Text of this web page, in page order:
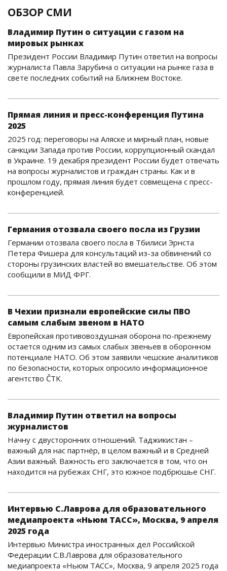
ОБЗОР СМИ
Владимир Путин о ситуации с газом на
мировых рынках
Президент России Владимир Путин ответил на вопросы
журналиста Павла Зарубина о ситуации на рынке газа в
свете последних событий на Ближнем Востоке.
Прямая линия и пресс-конференция Путина
2025
2025 год: переговоры на Аляске и мирный план, новые
санкции Запада против России, коррупционный скандал
в Украине. 19 декабря президент России будет отвечать
на вопросы журналистов и граждан страны. Как и в
прошлом году, прямая линия будет совмещена с пресс-
конференцией.
Германия отозвала своего посла из Грузии
Германии отозвала своего посла в Тбилиси Эрнста
Петера Фишера для консультаций из-за обвинений со
стороны грузинских властей во вмешательстве. Об этом
сообщили в МИД ФРГ.
В Чехии признали европейские силы ПВО
самым слабым звеном в НАТО
Европейская противовоздушная оборона по-прежнему
остается одним из самых слабых звеньев в оборонном
потенциале НАТО. Об этом заявили чешские аналитиков
по безопасности, которых опросило информационное
агентство ČTK.
Владимир Путин ответил на вопросы
журналистов
Начну с двусторонних отношений. Таджикистан –
важный для нас партнёр, в целом важный и в Средней
Азии важный. Важность его заключается в том, что он
находится на рубежах СНГ, это южное подбрюшье СНГ.
Интервью С.Лаврова для образовательного
медиапроекта «Ньюм ТАСС», Москва, 9 апреля
2025 года
Интервью Министра иностранных дел Российской
Федерации С.В.Лаврова для образовательного
медиапроекта «Ньюм ТАСС», Москва, 9 апреля 2025 года